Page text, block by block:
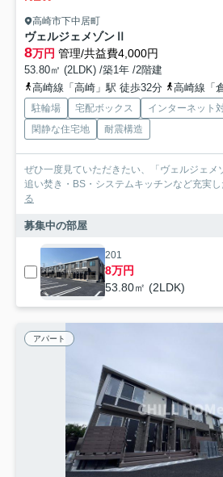
高崎市下中居町
ヴェルジェメゾンⅡ
8万円 管理/共益費4,000円
53.80㎡ (2LDK) /築1年 /2階建
高崎線「高崎」駅 徒歩32分
高崎線「
駐輪場 宅配ボックス インターネット
閑静な住宅地
耐震構造
ぜひ一度見ていただきたい、「ヴェルジェ
追い焚き・BS・システムキッチンなど充実
る
募集中の部屋
201
8万円
53.80㎡ (2LDK)
アパート